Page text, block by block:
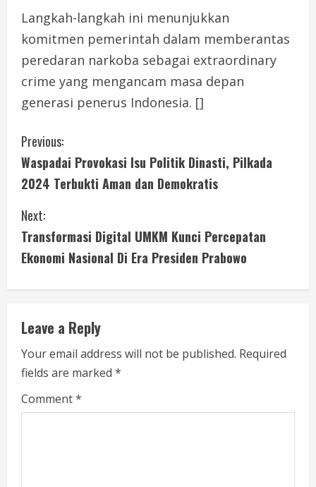
Langkah-langkah ini menunjukkan
komitmen pemerintah dalam memberantas
peredaran narkoba sebagai extraordinary
crime yang mengancam masa depan
generasi penerus Indonesia. []
C
o
n
t
i
n
u
e
R
e
Previous:
Waspadai Provokasi Isu Politik Dinasti, Pilkada
2024 Terbukti Aman dan Demokratis
Next:
Transformasi Digital UMKM Kunci Percepatan
Ekonomi Nasional Di Era Presiden Prabowo
Leave a Reply
Your email address will not be published. Required
fields are marked *
Comment*